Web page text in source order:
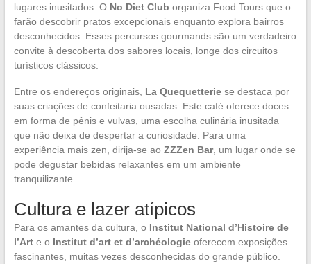
lugares inusitados. O No Diet Club organiza Food Tours que o
farão descobrir pratos excepcionais enquanto explora bairros
desconhecidos. Esses percursos gourmands são um verdadeiro
convite à descoberta dos sabores locais, longe dos circuitos
turísticos clássicos.
Entre os endereços originais, La Quequetteriese destaca por
suas criações de confeitaria ousadas. Este café oferece doces
em forma de pênis e vulvas, uma escolha culinária inusitada
que não deixa de despertar a curiosidade. Para uma
experiência mais zen, dirija-se ao ZZZen Bar, um lugar onde se
pode degustar bebidas relaxantes em um ambiente
tranquilizante.
Cultura e lazer atípicos
Para os amantes da cultura, o Institut National d’Histoire de
l’Arte o Institut d’art et d’archéologieoferecem exposições
fascinantes, muitas vezes desconhecidas do grande público.